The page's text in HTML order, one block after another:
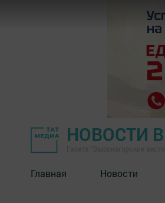
НОВОСТИ
Главная Новости